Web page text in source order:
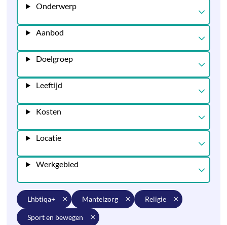
Onderwerp
Aanbod
Doelgroep
Leeftijd
Kosten
Locatie
Werkgebied
lhbtiqa+ mantelzorg religie
sport en bewegen